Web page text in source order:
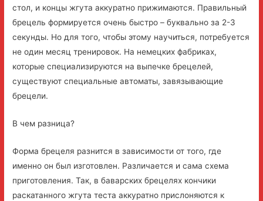
стол, и концы жгута аккуратно прижимаются. Правильный
брецель формируется очень быстро – буквально за 2-3
секунды. Но для того, чтобы этому научиться, потребуется
не один месяц тренировок. На немецких фабриках,
которые специализируются на выпечке брецелей,
существуют специальные автоматы, завязывающие
брецели.
В чем разница?
Форма брецеля разнится в зависимости от того, где
именно он был изготовлен. Различается и сама схема
приготовления. Так, в баварских брецелях кончики
раскатанного жгута теста аккуратно прислоняются к